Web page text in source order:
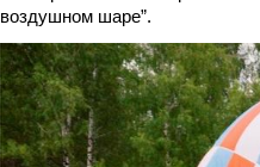
воздушном шаре”.